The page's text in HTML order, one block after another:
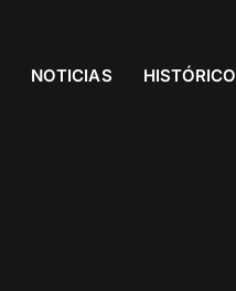
NOTICIAS HISTÓRICO